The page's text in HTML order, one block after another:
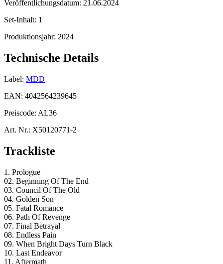
Veröffentlichungsdatum: 21.06.2024
Set-Inhalt: 1
Produktionsjahr: 2024
Technische Details
Label: MDD
EAN: 4042564239645
Preiscode: AL36
Art. Nr.: X50120771-2
Trackliste
1. Prologue
02. Beginning Of The End
03. Council Of The Old
04. Golden Son
05. Fatal Romance
06. Path Of Revenge
07. Final Betrayal
08. Endless Pain
09. When Bright Days Turn Black
10. Last Endeavor
11. Aftermath